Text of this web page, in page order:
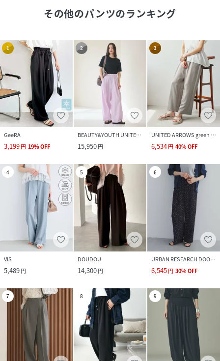
その他のパンツのランキング
1
GeeRA
3,199円 19%OFF
2
BEAUTY&YOUTH UNITED ARROWS
15,950円
3
UNITED ARROWS green label relaxing
6,534円 40%OFF
4
VIS
5,489円
5
DOUDOU
14,300円
6
URBAN RESEARCH DOORS
6,545円 30%OFF
7 8 9